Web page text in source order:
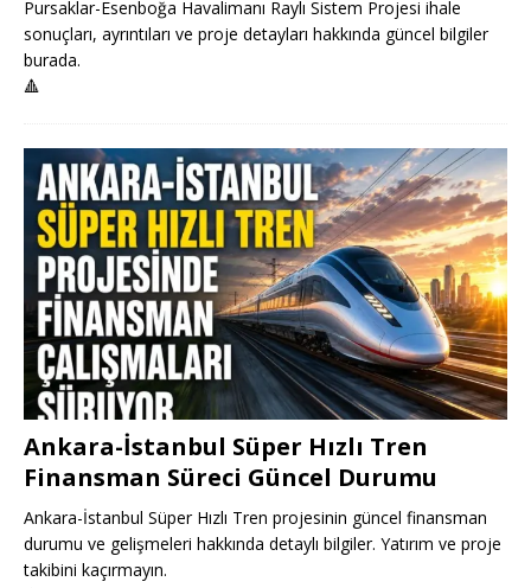
Pursaklar-Esenboğa Havalimanı Raylı Sistem Projesi ihale
sonuçları, ayrıntıları ve proje detayları hakkında güncel bilgiler
burada.
🔺
Ankara-İstanbul Süper Hızlı Tren
Finansman Süreci Güncel Durumu
Ankara-İstanbul Süper Hızlı Tren projesinin güncel finansman
durumu ve gelişmeleri hakkında detaylı bilgiler. Yatırım ve proje
takibini kaçırmayın.